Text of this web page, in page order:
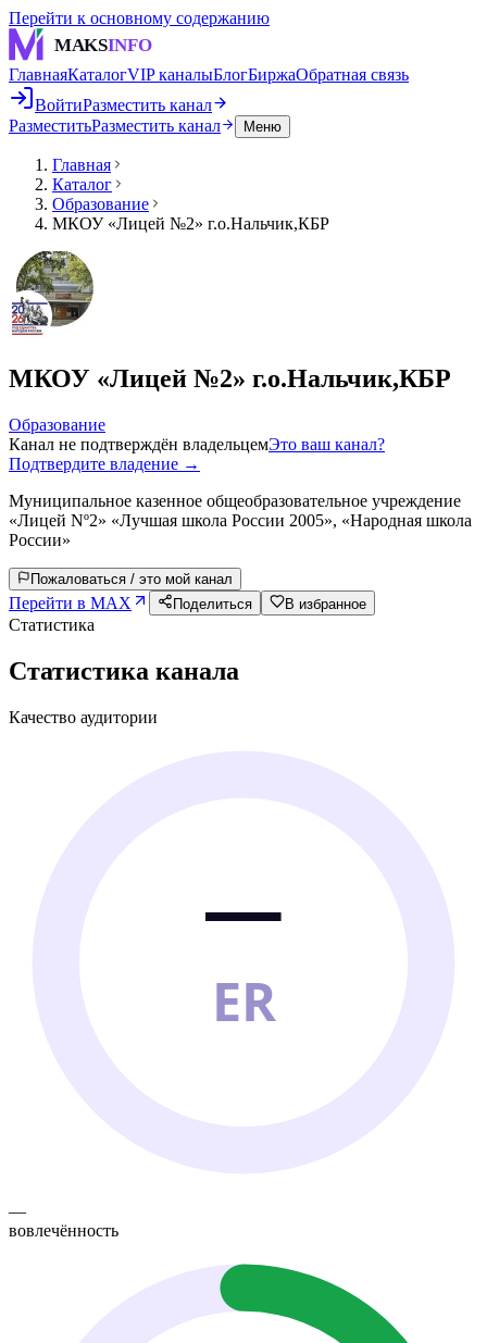
Перейти к основному содержанию
MAKSINFO
ГлавнаяКаталогVIP каналыБлогБиржаОбратная связь
ВойтиРазместить канал
РазместитьРазместить канал Меню
Главная
Каталог
Образование
МКОУ «Лицей №2» г.о.Нальчик,КБР
МКОУ «Лицей №2» г.о.Нальчик,КБР
Образование
Канал не подтверждён владельцемЭто ваш канал?
Подтвердите владение →
Муниципальное казенное общеобразовательное учреждение
«Лицей Nº2» «Лучшая школа России 2005», «Народная школа
России»
Пожаловаться / это мой канал
Перейти в MAX Поделиться В избранное
Статистика
Статистика канала
Качество аудитории
—
ER
—
вовлечённость